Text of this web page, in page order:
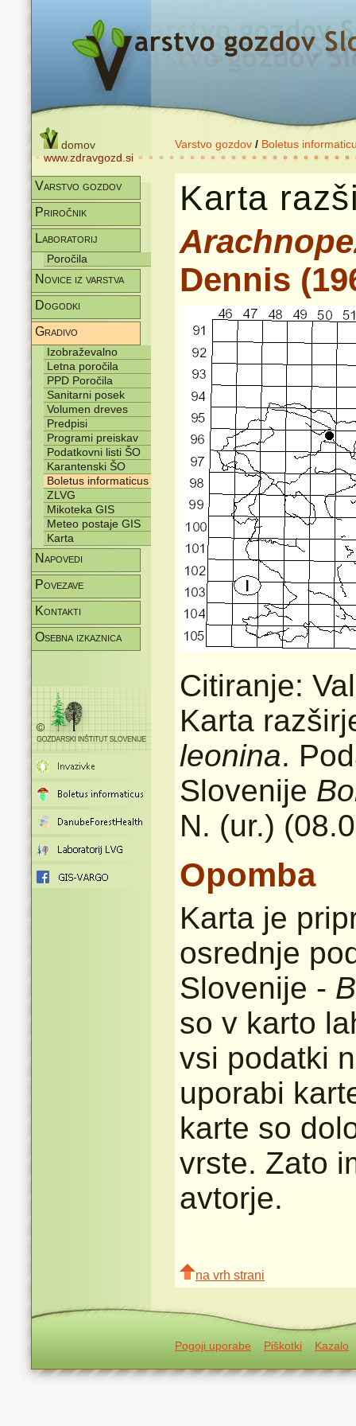
domov
www.zdravgozd.si
Varstvo gozdov / Boletus
Varstvo gozdov
Priročnik
Laboratorij
Poročila
Novice iz varstva
Dogodki
Gradivo
Izobraževalno
Letna poročila
PPD Poročila
Sanitarni posek
Volumen dreves
Predpisi
Programi preiskav
Podatkovni listi ŠO
Karantenski ŠO
Boletus informaticus
ZLVG
Mikoteka GIS
Meteo postaje GIS
Karta
Napovedi
Povezave
Kontakti
Osebna izkaznica
Karta
Dennis
Citiranje:
Karta
leonina.
Slovenije
N. (ur.)
Opomba
Karta je
osrednje
Slovenije -
so v karto
vsi podatki
uporabi
karte so
vrste. Zato
avtorje.
na vrh strani
Pogoji uporabe Piškotki Kazalo